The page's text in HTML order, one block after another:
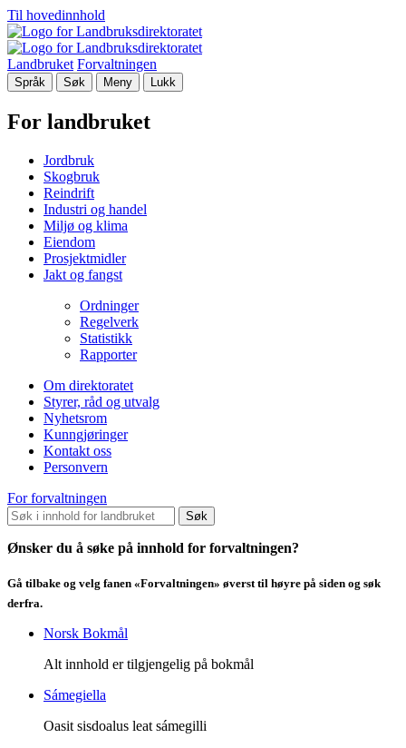
Til hovedinnhold
Landbruket Forvaltningen
Språk Søk Meny Lukk
For landbruket
Jordbruk
Skogbruk
Reindrift
Industri og handel
Miljø og klima
Eiendom
Prosjektmidler
Jakt og fangst
Ordninger
Regelverk
Statistikk
Rapporter
Om direktoratet
Styrer, råd og utvalg
Nyhetsrom
Kunngjøringer
Kontakt oss
Personvern
For forvaltningen
Søk
Ønsker du å søke på innhold for forvaltningen?
Gå tilbake og velg fanen «Forvaltningen» øverst til høyre på siden og søk
derfra.
Norsk Bokmål
Alt innhold er tilgjengelig på bokmål
Sámegiella
Oasit sisdoalus leat sámegilli